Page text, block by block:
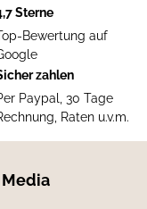
Sterne
Bewertung auf
zahlen
Paypal, 30 Tage
Raten u.v.m.